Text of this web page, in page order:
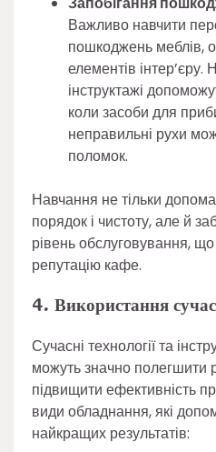
​​​​​​Важливо навчити
пошкоджень меблів,
елементів інтер’єру.
інструктажі
коли засоби для
неправильні рухи
поломок.
Навчання не тільки
порядок і чистоту, але й
рівень обслуговування,
репутацію кафе.
4. Використання
Сучасні технології та
можуть значно полегшити
підвищити ефективність
види обладнання, які
найкращих результатів: